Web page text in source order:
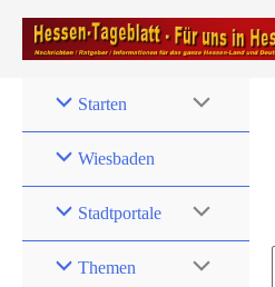
Zum
Inhalt
Starten
Wiesbaden
Stadtportale
Themen